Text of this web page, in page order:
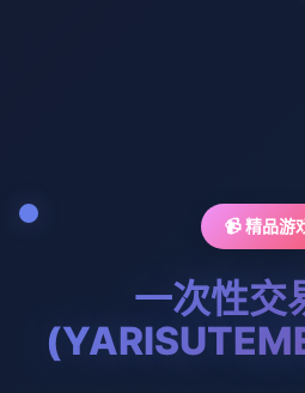
📹 精品游
一次性交